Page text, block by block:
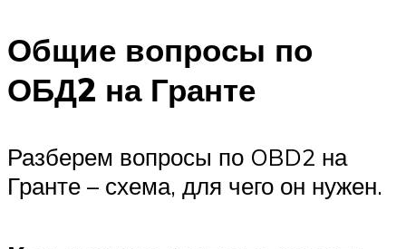
Общие вопросы по
ОБД2 на Гранте
Разберем вопросы по OBD2 на
Гранте – схема, для чего он нужен.